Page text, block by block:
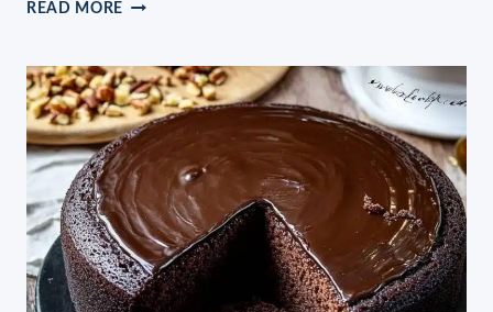
READ MORE
ZWIEBELN
UND
PILZEN